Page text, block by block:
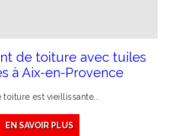
de toiture avec tuiles
à Aix-en-Provence
toiture est vieillissante...
EN SAVOIR PLUS